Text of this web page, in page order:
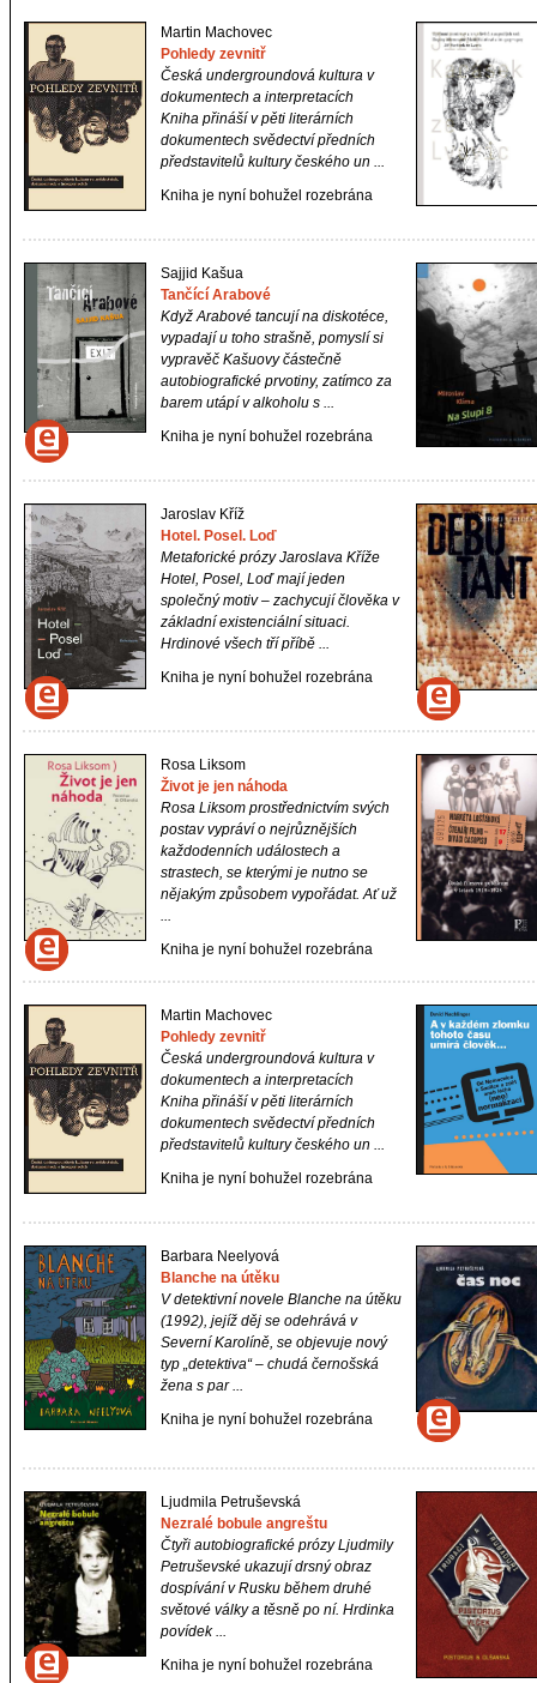
Martin Machovec
Pohledy zevnitř
Česká undergroundová kultura v
dokumentech a interpretacích
Kniha přináší v pěti literárních
dokumentech svědectví předních
představitelů kultury českého un ...
Kniha je nyní bohužel rozebrána
Sajjid Kašua
Tančící Arabové
Když Arabové tancují na diskotéce,
vypadají u toho strašně, pomyslí si
vypravěč Kašuovy částečně
autobiografické prvotiny, zatímco za
barem utápí v alkoholu s ...
Kniha je nyní bohužel rozebrána
Jaroslav Kříž
Hotel. Posel. Loď
Metaforické prózy Jaroslava Kříže
Hotel, Posel, Loď mají jeden
společný motiv – zachycují člověka v
základní existenciální situaci.
Hrdinové všech tří příbě ...
Kniha je nyní bohužel rozebrána
Rosa Liksom
Život je jen náhoda
Rosa Liksom prostřednictvím svých
postav vypráví o nejrůznějších
každodenních událostech a
strastech, se kterými je nutno se
nějakým způsobem vypořádat. Ať už
...
Kniha je nyní bohužel rozebrána
Martin Machovec
Pohledy zevnitř
Česká undergroundová kultura v
dokumentech a interpretacích
Kniha přináší v pěti literárních
dokumentech svědectví předních
představitelů kultury českého un ...
Kniha je nyní bohužel rozebrána
Barbara Neelyová
Blanche na útěku
V detektivní novele Blanche na útěku
(1992), jejíž děj se odehrává v
Severní Karolíně, se objevuje nový
typ „detektiva“ – chudá černošská
žena s par ...
Kniha je nyní bohužel rozebrána
Ljudmila Petruševská
Nezralé bobule angreštu
Čtyři autobiografické prózy Ljudmily
Petruševské ukazují drsný obraz
dospívání v Rusku během druhé
světové války a těsně po ní. Hrdinka
povídek ...
Kniha je nyní bohužel rozebrána